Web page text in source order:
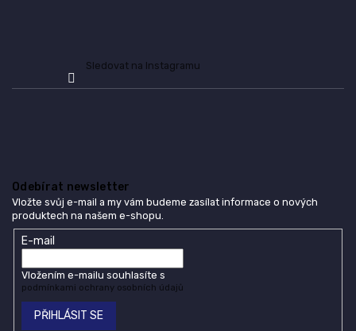
Sledovat na Instagramu
Odebírat newsletter
Vložte svůj e-mail a my vám budeme zasílat informace o nových
produktech na našem e-shopu.
E-mail
Vložením e-mailu souhlasíte s
podmínkami ochrany osobních údajů
PŘIHLÁSIT SE